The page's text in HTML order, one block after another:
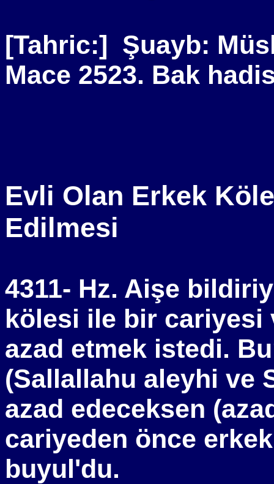
[Tahric:] Şuayb:
Mace 2523. Bak
Evli Olan Erkek
Edilmesi
4311- Hz. Aişe
kölesi ile bir cariyesi
azad etmek istedi.
(Sallallahu aleyhi ve
azad edeceksen
cariyeden önce
buyul'du.